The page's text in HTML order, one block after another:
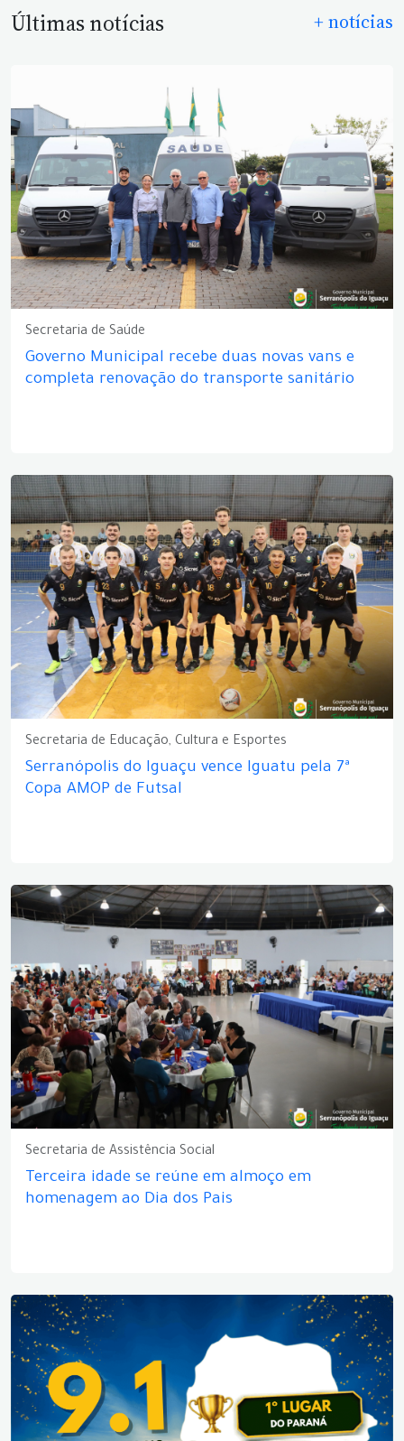
Últimas notícias + notícias
Secretaria de Saúde
Governo Municipal recebe duas novas vans e
completa renovação do transporte sanitário
Secretaria de Educação, Cultura e Esportes
Serranópolis do Iguaçu vence Iguatu pela 7ª
Copa AMOP de Futsal
Secretaria de Assistência Social
Terceira idade se reúne em almoço em
homenagem ao Dia dos Pais